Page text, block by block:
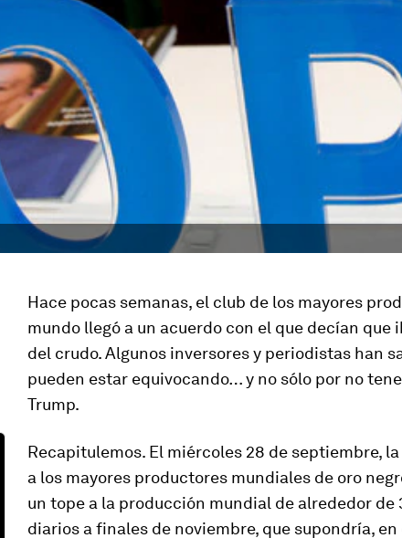
Hace pocas semanas, el club de los mayores
mundo llegó a un acuerdo con el que decían que
del crudo. Algunos inversores y periodistas han
pueden estar equivocando… y no sólo por no
Trump.
Recapitulemos. El miércoles 28 de septiembre, la
a los mayores productores mundiales de oro
un tope a la producción mundial de alrededor de
diarios a finales de noviembre, que supondría,